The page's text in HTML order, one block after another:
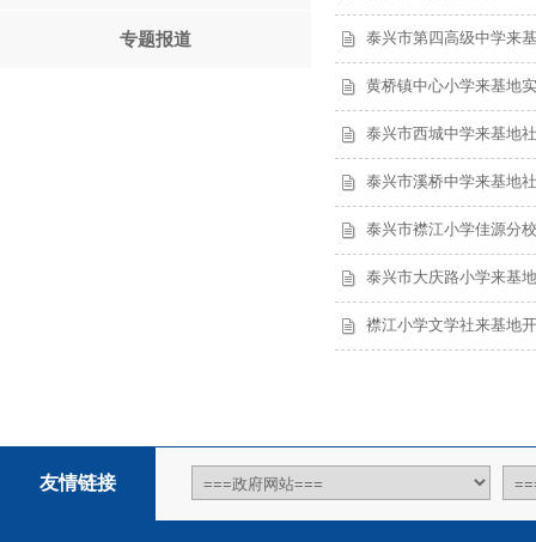
专题报道 泰兴市第四高级中学来
黄桥镇中心小学来基地
泰兴市西城中学来基地
泰兴市溪桥中学来基地
泰兴市襟江小学佳源分
泰兴市大庆路小学来基
襟江小学文学社来基地
友情链接